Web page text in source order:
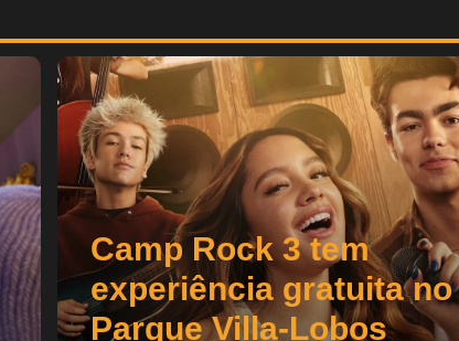
Camp Rock 3 tem
experiência gratuita no
Parque Villa-Lobos